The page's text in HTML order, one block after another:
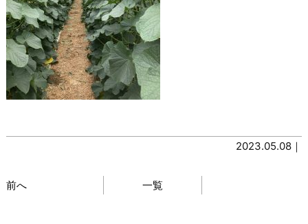
2023.05.08｜
前へ 一覧